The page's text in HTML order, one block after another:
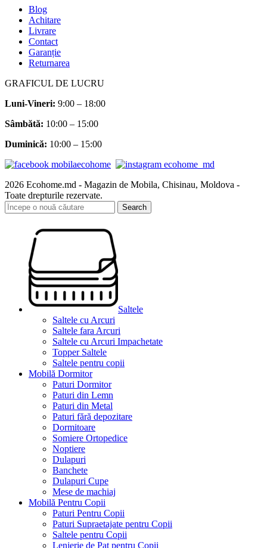
Blog
Achitare
Livrare
Contact
Garanție
Returnarea
GRAFICUL DE LUCRU
Luni-Vineri: 9:00 – 18:00
Sâmbătă: 10:00 – 15:00
Duminică: 10:00 – 15:00
2026 Ecohome.md - Magazin de Mobila, Chisinau, Moldova -
Toate drepturile rezervate.
Search
Saltele
Saltele cu Arcuri
Saltele fara Arcuri
Saltele cu Arcuri Impachetate
Topper Saltele
Saltele pentru copii
Mobilă Dormitor
Paturi Dormitor
Paturi din Lemn
Paturi din Metal
Paturi fără depozitare
Dormitoare
Somiere Ortopedice
Noptiere
Dulapuri
Banchete
Dulapuri Cupe
Mese de machiaj
Mobilă Pentru Copii
Paturi Pentru Copii
Paturi Supraetajate pentru Copii
Saltele pentru Copii
Lenjerie de Pat pentru Copii